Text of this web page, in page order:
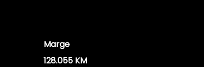
Marge
128.055 KM